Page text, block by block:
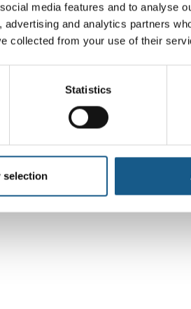
media features and to analyse
and analytics partners
collected from your use of their
Statistics
selection